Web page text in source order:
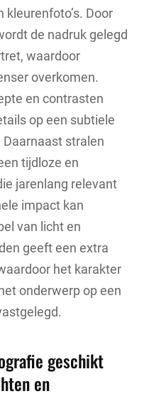
Door
de nadruk gelegd
waardoor
overkomen.
en contrasten
op een subtiele
stralen
tijdloze en
jarenlang relevant
impact kan
van licht en
geeft een extra
het karakter
onderwerp op een
geschikt
en